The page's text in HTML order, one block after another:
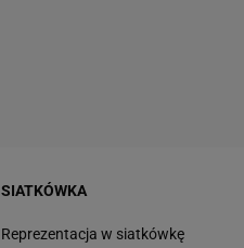
SIATKÓWKA
Reprezentacja w siatkówkę